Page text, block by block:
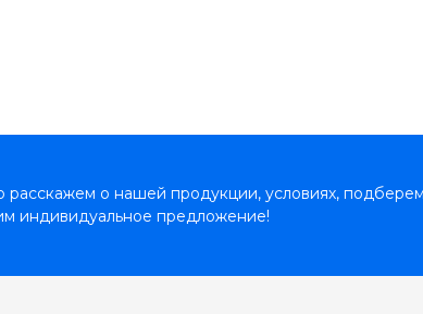
о нашей продукции, условиях,
индивидуальное предложение!